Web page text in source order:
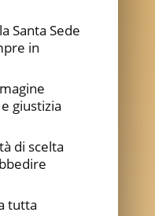
Santa Sede
in
giustizia
di scelta
tutta